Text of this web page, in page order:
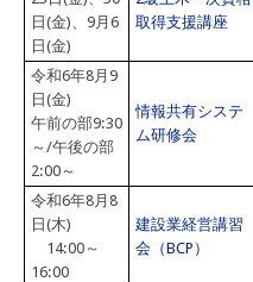
日(金)、9月6
日(金)
取得支援講座
令和6年8月9
日(金)
午前の部9:30
～/午後の部
2:00～
情報共有システ
ム研修会
令和6年8月8
日(木)
14:00～
16:00
建設業経営講習
会（BCP）